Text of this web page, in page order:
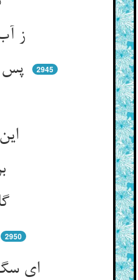
2945
این تتماجست آب روی عام ** که سگ شیطان از آن یابد طعام
بر در خرگاه قدرت جان او ** چون نباشد حکم را قربان بگو
گله گله از مرید و از مرید ** چون سگ باسط ذراعی بالوصید
2950
ای سگ دیو امتحان می‌کن که تا ** چون درین ره می‌نهند این خلق پا